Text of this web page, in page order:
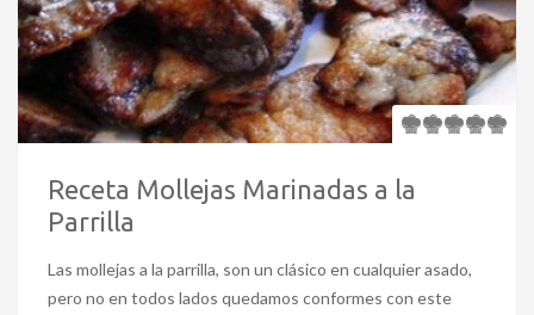
Receta Mollejas Marinadas a la
Parrilla
Las mollejas a la parrilla, son un clásico en cualquier asado,
pero no en todos lados quedamos conformes con este